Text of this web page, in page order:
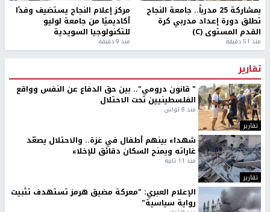
بمشاركة 25 مدرباً.. جامعة النجاح
تطلق دورة إعداد مدربي كرة
القدم المستوى (C)
منذ 51 دقيقة
مركز إعلام النجاح يستضيف وفدًا
أكاديميًا من جامعة لوليو
للتكنولوجيا السويدية
منذ 9 دقيقة
تقارير
تقارير
" قانون درومي".. بين حق الدفاع عن النفس وواقع
الفلسطينيين تحت الاحتلال
منذ 8 ثواني
تقارير
شهداء بينهم أطفال في غزة.. والاحتلال يصعّد
غاراته ويمنح السكان دقائق للإخلاء
منذ 11 ثانية
الإعلام العبري: "معركة مضيق هرمز تستهدف تثبيت
رواية سياسية"